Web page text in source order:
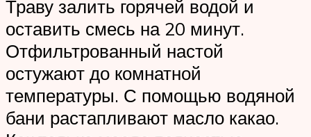
Траву залить горячей водой и
оставить смесь на 20 минут.
Отфильтрованный настой
остужают до комнатной
температуры. С помощью водяной
бани растапливают масло какао.